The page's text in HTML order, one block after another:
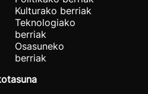
Kulturako berriak
Teknologiako
berriak
Osasuneko
berriak